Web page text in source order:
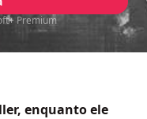
Premium
enquanto ele